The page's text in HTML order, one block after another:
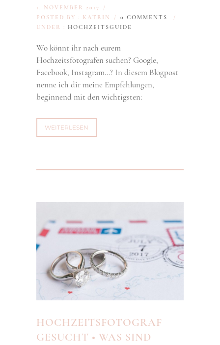
1. NOVEMBER 2017
/
POSTED BY : KATRIN
/ 0 COMMENTS
/
UNDER : HOCHZEITSGUIDE
Wo könnt ihr nach eurem
Hochzeitsfotografen suchen? Google,
Facebook, Instagram…? In diesem Blogpost
nenne ich dir meine Empfehlungen,
beginnend mit den wichtigsten:
WEITERLESEN
HOCHZEITSFOTOGRAF
GESUCHT • WAS SIND